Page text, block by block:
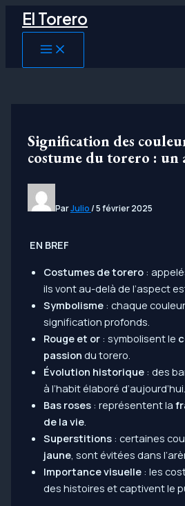
Aller
contenu
El Torero
MAIN
MENU
Signification des
costume du torero : un
ParJulio/5 février 2025
EN BREF
Costumes de torero:
ils vont au-delà de l’aspect
Symbolisme: chaque
signification profonds.
Rouge et or: symbolisent le
passion du torero.
Évolution historique: des
à l’habit élaboré d’aujourd’hui.
Bas roses: représentent la
de la vie.
Superstitions: certaines
jaune, sont évitées dans
Importance visuelle: les
des histoires et captivent le